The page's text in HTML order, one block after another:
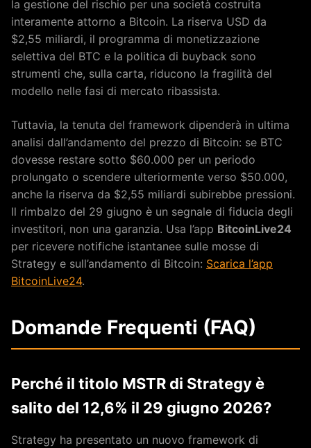
la gestione del rischio per una società costruita
interamente attorno a Bitcoin. La riserva USD da
$2,55 miliardi, il programma di monetizzazione
selettiva del BTC e la politica di buyback sono
strumenti che, sulla carta, riducono la fragilità del
modello nelle fasi di mercato ribassista.
Tuttavia, la tenuta del framework dipenderà in ultima
analisi dall’andamento del prezzo di Bitcoin: se BTC
dovesse restare sotto $60.000 per un periodo
prolungato o scendere ulteriormente verso $50.000,
anche la riserva da $2,55 miliardi subirebbe pressioni.
Il rimbalzo del 29 giugno è un segnale di fiducia degli
investitori, non una garanzia. Usa l’app BitcoinLive24
per ricevere notifiche istantanee sulle mosse di
Strategy e sull’andamento di Bitcoin: Scarica l’app
BitcoinLive24.
Domande Frequenti (FAQ)
Perché il titolo MSTR di Strategy è
salito del 12,6% il 29 giugno 2026?
Strategy ha presentato un nuovo framework di